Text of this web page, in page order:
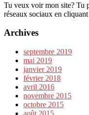
Tu veux voir mon site? Tu
réseaux sociaux en
Archives
septembre 2019
mai 2019
janvier 2019
février 2018
avril 2016
novembre 2015
octobre 2015